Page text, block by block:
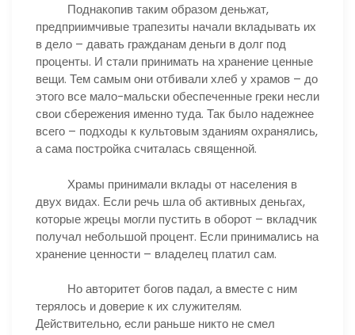
Поднакопив таким образом деньжат,
предприимчивые трапезиты начали вкладывать их
в дело – давать гражданам деньги в долг под
проценты. И стали принимать на хранение ценные
вещи. Тем самым они отбивали хлеб у храмов – до
этого все мало-мальски обеспеченные греки несли
свои сбережения именно туда. Так было надежнее
всего – подходы к культовым зданиям охранялись,
а сама постройка считалась священной.
Храмы принимали вклады от населения в
двух видах. Если речь шла об активных деньгах,
которые жрецы могли пустить в оборот – вкладчик
получал небольшой процент. Если принимались на
хранение ценности – владелец платил сам.
Но авторитет богов падал, а вместе с ним
терялось и доверие к их служителям.
Действительно, если раньше никто не смел